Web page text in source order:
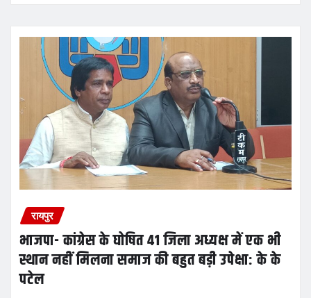
रायपुर
भाजपा- कांग्रेस के घोषित 41 जिला अध्यक्ष में एक भी
स्थान नहीं मिलना समाज की बहुत बड़ी उपेक्षा: के के
पटेल